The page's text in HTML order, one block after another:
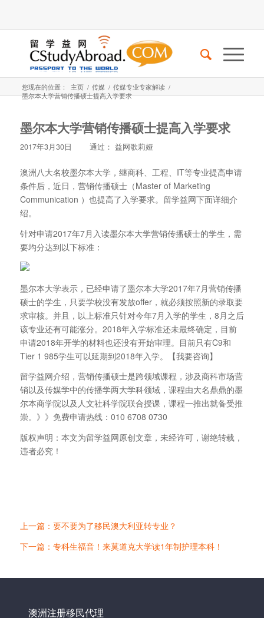
您现在的位置： 主页 / 传媒 / 传媒专业专家解读 /
墨尔本大学营销传播硕士提高入学要求
墨尔本大学营销传播硕士提高入学要求
2017年3月30日 通过： 益网歌莉娅
澳洲八大名校墨尔本大学，继商科、工程、IT等专业提高申请
条件后，近日，营销传播硕士（Master of Marketing
Communication ）也提高了入学要求。留学益网下面详细介
绍。
针对申请2017年7月入读墨尔本大学营销传播硕士的学生，需
要均分达到以下标准：
墨尔本大学表示，已经申请了墨尔本大学2017年7月营销传播
硕士的学生，只要学校没有发放offer，就必须按照新的录取要
求审核。并且，以上标准只针对今年7月入学的学生，8月之后
该专业还有可能涨分。2018年入学标准还未最终确定，目前
申请2018年开学的材料也还没有开始审理。目前只有C9和
Tier 1 985学生可以延期到2018年入学。【我要咨询】
留学益网介绍，营销传播硕士是跨领域课程，涉及商科市场营
销以及传媒学中的传播学两大学科领域，课程由大名鼎鼎的墨
尔本商学院以及人文社科学院联合授课，课程一推出就备受推
崇。》》免费申请热线：010 6708 0730
版权声明：本文为留学益网原创文章，未经许可，谢绝转载，
违者必究！
上一篇：要不要为了移民澳大利亚转专业？
下一篇：专科生福音！来莫道克大学读1年制护理本科！
澳洲注册移民代理